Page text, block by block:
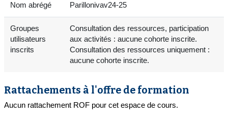
Nom abrégé Parillonivav24-25
Groupes
utilisateurs
inscrits
Consultation des ressources, participation
aux activités : aucune cohorte inscrite.
Consultation des ressources uniquement :
aucune cohorte inscrite.
Rattachements à l'offre de formation
Aucun rattachement ROF pour cet espace de cours.